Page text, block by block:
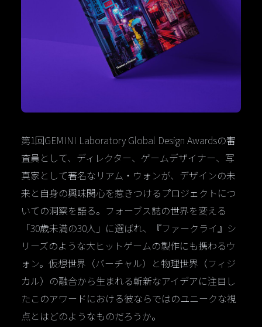
第1回GEMINI Laboratory Global Design Awardsの審
査員として、ディレクター、ゲームデザイナー、写
真家として著名なリアム・ウォンが、デザインの未
来と自身の興味関心を惹きつけるプロジェクトにつ
いての洞察を語る。フォーブス誌の世界を変える
「30歳未満の30人」に選ばれ、『ファークライ』シ
リーズのような大ヒットゲームの製作にも携わるウ
ォン。仮想世界（バーチャル）と物理世界（フィジ
カル）の融合から生まれる斬新なアイデアに注目し
たこのアワードにおける彼ならではのユニークな視
点とはどのようなものだろうか。